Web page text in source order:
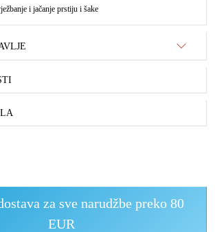
i jačanje prstiju i šake
za sve narudžbe preko 80
EUR